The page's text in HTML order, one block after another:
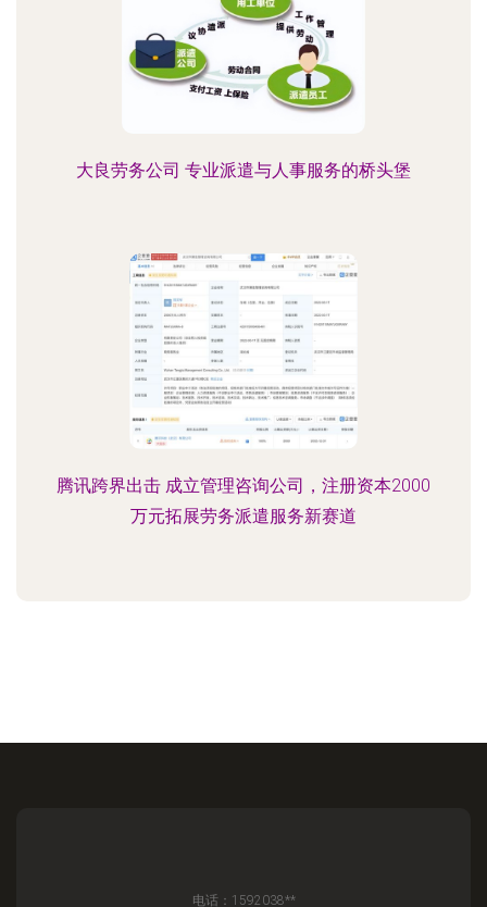
大良劳务公司 专业派遣与人事服务的桥头堡
腾讯跨界出击 成立管理咨询公司，注册资本2000
万元拓展劳务派遣服务新赛道
电话：1592038**